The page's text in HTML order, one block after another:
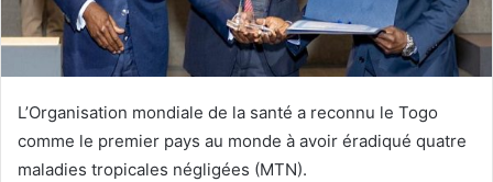
L’Organisation mondiale de la santé a reconnu le Togo
comme le premier pays au monde à avoir éradiqué quatre
maladies tropicales négligées (MTN).